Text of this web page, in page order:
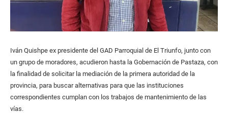
Iván Quishpe ex presidente del GAD Parroquial de El Triunfo, junto con
un grupo de moradores, acudieron hasta la Gobernación de Pastaza, con
la finalidad de solicitar la mediación de la primera autoridad de la
provincia, para buscar alternativas para que las instituciones
correspondientes cumplan con los trabajos de mantenimiento de las
vías.